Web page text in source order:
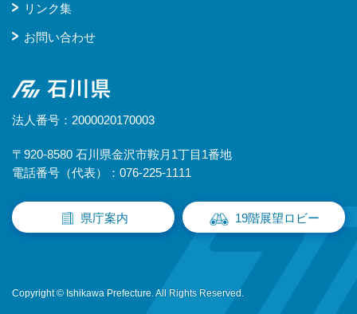
リンク集
お問い合わせ
石川県
法人番号：2000020170003
〒920-8580 石川県金沢市鞍月1丁目1番地
電話番号（代表）：076-225-1111
県庁案内 19階展望ロビー
Copyright © Ishikawa Prefecture. All Rights Reserved.